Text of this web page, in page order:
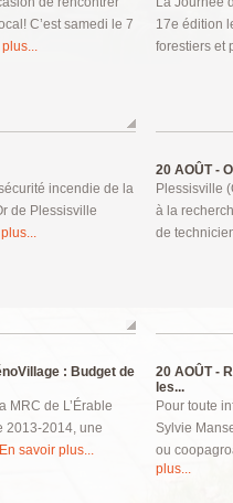
C’est samedi le 7
17e édition
forestiers et
incendie de la
de Plessisville
20 AOÛT -
Plessisville
à la
de
: Budget de
MRC de L’Érable
2013-2014, une
En savoir plus...
20 AOÛT -
les...
Pour toute
Sylvie
ou
plus...